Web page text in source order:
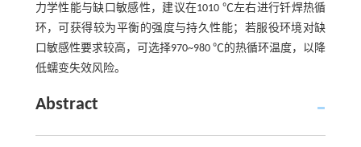
力学性能与缺口敏感性，建议在1010 ℃左右进行钎焊热循
环，可获得较为平衡的强度与持久性能；若服役环境对缺
口敏感性要求较高，可选择970~980 ℃的热循环温度，以降
低蠕变失效风险。
Abstract